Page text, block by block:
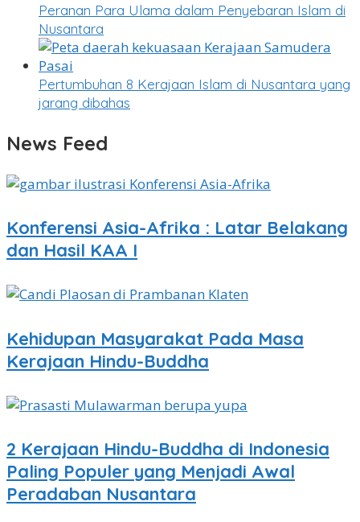
Peranan Para Ulama dalam Penyebaran Islam di
Nusantara
Pertumbuhan 8 Kerajaan Islam di Nusantara yang
jarang dibahas
News Feed
Konferensi Asia-Afrika : Latar Belakang
dan Hasil KAA I
Kehidupan Masyarakat Pada Masa
Kerajaan Hindu-Buddha
2 Kerajaan Hindu-Buddha di Indonesia
Paling Populer yang Menjadi Awal
Peradaban Nusantara